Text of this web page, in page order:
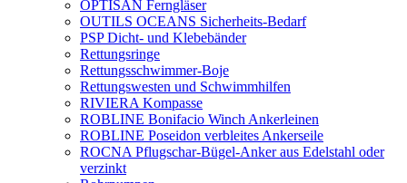
OPTISAN Ferngläser
OUTILS OCEANS Sicherheits-Bedarf
PSP Dicht- und Klebebänder
Rettungsringe
Rettungsschwimmer-Boje
Rettungswesten und Schwimmhilfen
RIVIERA Kompasse
ROBLINE Bonifacio Winch Ankerleinen
ROBLINE Poseidon verbleites Ankerseile
ROCNA Pflugschar-Bügel-Anker aus Edelstahl oder
verzinkt